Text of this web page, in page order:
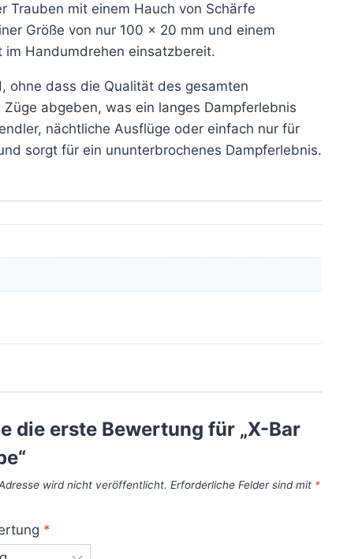
Trauben mit einem Hauch von Schärfe
Größe von nur 100 x 20 mm und einem
Handumdrehen einsatzbereit.
ohne dass die Qualität des gesamten
abgeben, was ein langes Dampferlebnis
nächtliche Ausflüge oder einfach nur für
sorgt für ein ununterbrochenes Dampferlebnis.
die erste Bewertung für „X-Bar
wird nicht veröffentlicht. Erforderliche Felder sind mit *
*